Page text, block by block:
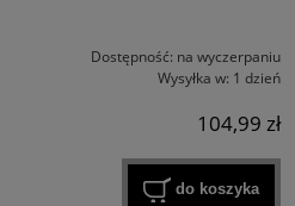
Dostępność: na wyczerpaniu
Wysyłka w: 1 dzień
104,99 zł
do koszyka